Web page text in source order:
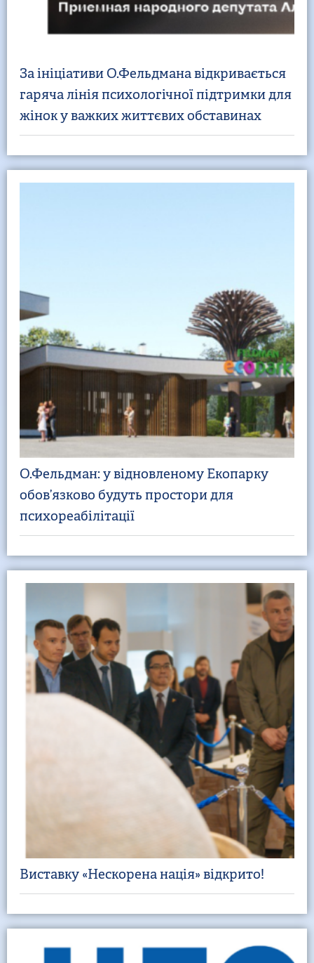
За ініціативи О.Фельдмана відкривається
гаряча лінія психологічної підтримки для
жінок у важких життєвих обставинах
О.Фельдман: у відновленому Екопарку
обов’язково будуть простори для
психореабілітації
Виставку «Нескорена нація» відкрито!